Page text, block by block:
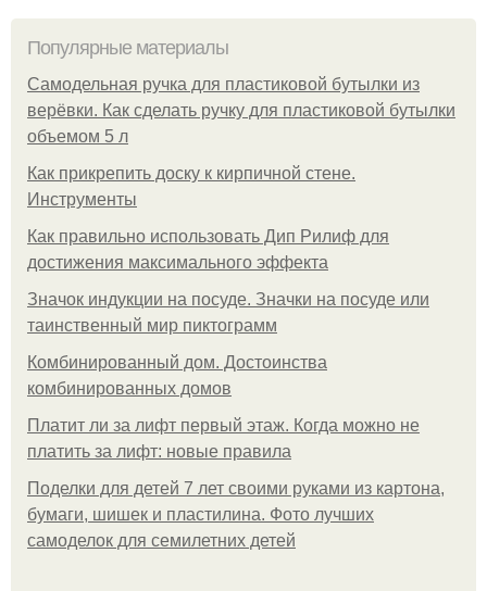
Популярные материалы
Самодельная ручка для пластиковой бутылки из
верёвки. Как сделать ручку для пластиковой бутылки
объемом 5 л
Как прикрепить доску к кирпичной стене.
Инструменты
Как правильно использовать Дип Рилиф для
достижения максимального эффекта
Значок индукции на посуде. Значки на посуде или
таинственный мир пиктограмм
Комбинированный дом. Достоинства
комбинированных домов
Платит ли за лифт первый этаж. Когда можно не
платить за лифт: новые правила
Поделки для детей 7 лет своими руками из картона,
бумаги, шишек и пластилина. Фото лучших
самоделок для семилетних детей